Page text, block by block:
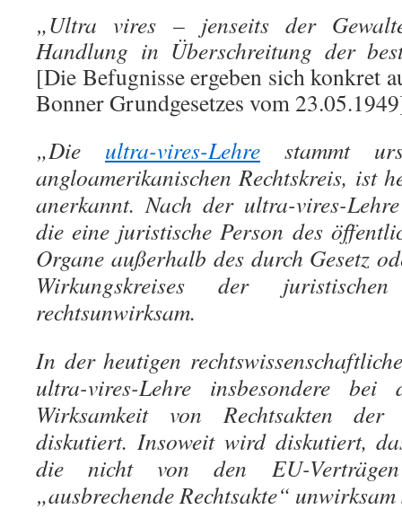
„Ultra vires – jenseits der
Handlung in Überschreitung der
[Die Befugnisse ergeben sich konkret
Bonner Grundgesetzes vom
„Die ultra-vires-Lehre stammt
angloamerikanischen Rechtskreis, ist
anerkannt. Nach der ultra-vires-
die eine juristische Person des
Organe außerhalb des durch Gesetz
Wirkungskreises der
rechtsunwirksam.
In der heutigen
ultra-vires-Lehre insbesondere
Wirksamkeit von Rechtsakten der
diskutiert. Insoweit wird diskutiert,
die nicht von den EU-
„ausbrechende Rechtsakte“